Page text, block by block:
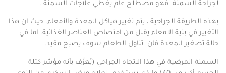
لجراحة السمنة فهو مصطلح عام يغطي علاجات السمنة .
بهذه الطريقة الجراحية ، يتم تغيير هياكل المعدة والأمعاء. حيث ان هذا
التغيير في بنية الامعاء يقلل من امتصاص العناصر الغذائية. اما في
حالة تصغير المعدة فان تناول الطعام سوف يصبح مقيد.
السمنة المرضية في هذا الاتجاه الجراحي (يُعرَّف بأنه مؤشر كتلة